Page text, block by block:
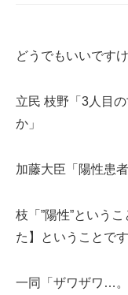
どうでもいいです
立民 枝野「3人目
か」
加藤大臣「陽性患
枝「”陽性”という
た】ということです
一同「ザワザワ…